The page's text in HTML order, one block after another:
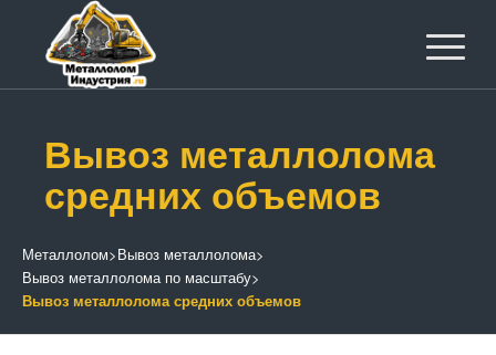
Вывоз металлолома
средних объемов
Металлолом>Вывоз металлолома>
Вывоз металлолома по масштабу>
Вывоз металлолома средних объемов